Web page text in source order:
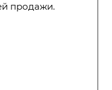
продажи.